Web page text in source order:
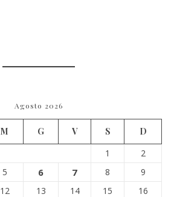
Agosto 2026
M G V S
D
1
2
5 6 7 8
9
12 13 14 15
16